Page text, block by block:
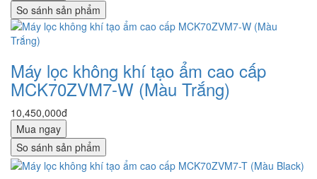
So sánh sản phẩm
Máy lọc không khí tạo ẩm cao cấp
MCK70ZVM7-W (Màu Trắng)
10,450,000đ
Mua ngay
So sánh sản phẩm